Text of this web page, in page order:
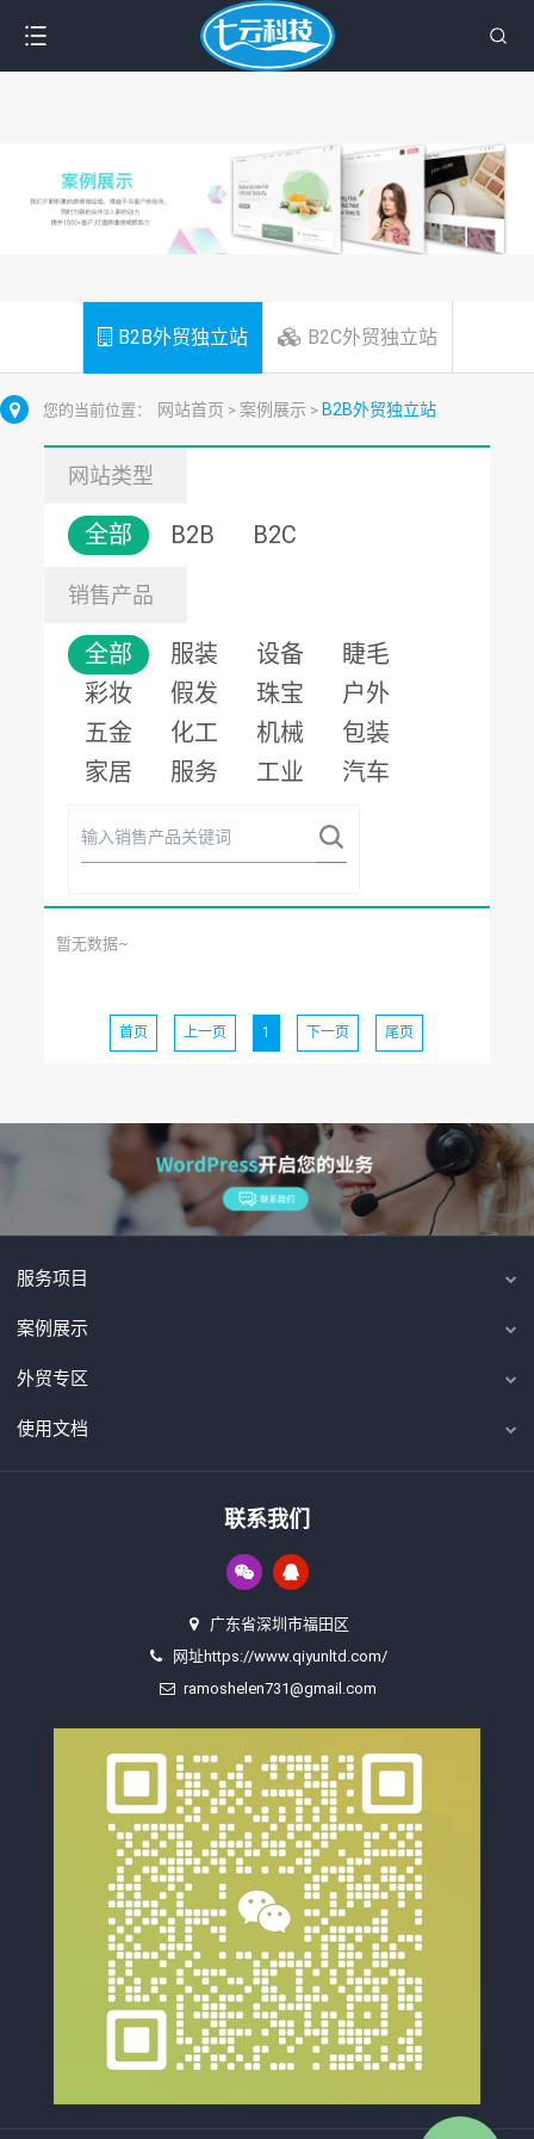
B2B外贸独立站 B2C外贸独立站
您的当前位置： 网站首页 > 案例展示 > B2B外贸独立站
网站类型
全部 B2B B2C
销售产品
全部 服装 设备
睫毛
彩妆
假发 珠宝
户外
五金
化工 机械
包装
家居
服务 工业 汽车
暂无数据~
首页 上一页 1 下一页 尾页
服务项目
案例展示
外贸专区
使用文档
联系我们
广东省深圳市福田区
网址https://www.qiyunltd.com/
ramoshelen731@gmail.com